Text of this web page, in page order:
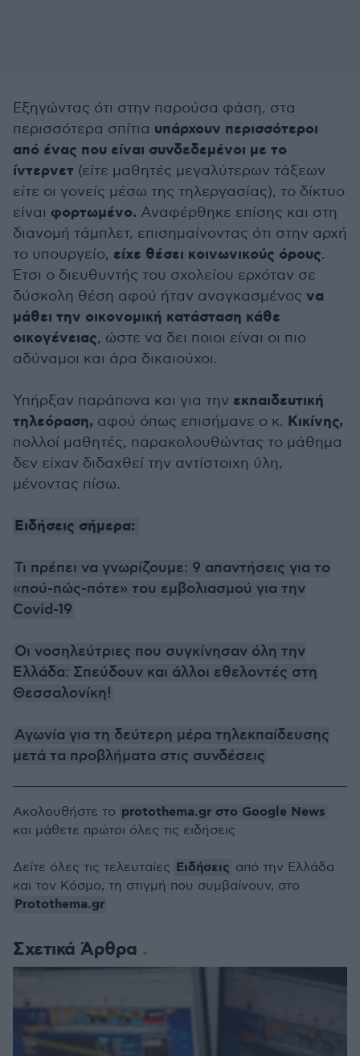
Εξηγώντας ότι στην παρούσα φάση, στα
περισσότερα σπίτια υπάρχουν περισσότεροι
από ένας που είναι συνδεδεμένοι με το
ίντερνετ (είτε μαθητές μεγαλύτερων τάξεων
είτε οι γονείς μέσω της τηλεργασίας), το δίκτυο
είναι φορτωμένο. Αναφέρθηκε επίσης και στη
διανομή τάμπλετ, επισημαίνοντας ότι στην αρχή
το υπουργείο, είχε θέσει κοινωνικούς όρους.
Έτσι ο διευθυντής του σχολείου ερχόταν σε
δύσκολη θέση αφού ήταν αναγκασμένος να
μάθει την οικονομική κατάσταση κάθε
οικογένειας, ώστε να δει ποιοι είναι οι πιο
αδύναμοι και άρα δικαιούχοι.
Υπήρξαν παράπονα και για την εκπαιδευτική
τηλεόραση, αφού όπως επισήμανε ο κ. Κικίνης,
πολλοί μαθητές, παρακολουθώντας το μάθημα
δεν είχαν διδαχθεί την αντίστοιχη ύλη,
μένοντας πίσω.
Ειδήσεις σήμερα:
Τι πρέπει να γνωρίζουμε: 9 απαντήσεις για το
«πού-πώς-πότε» του εμβολιασμού για την
Covid-19
Οι νοσηλεύτριες που συγκίνησαν όλη την
Ελλάδα: Σπεύδουν και άλλοι εθελοντές στη
Θεσσαλονίκη!
Αγωνία για τη δεύτερη μέρα τηλεκπαίδευσης
μετά τα προβλήματα στις συνδέσεις
Σχετικά Άρθρα
Ακολουθήστε το protothema.gr στο Google News
και μάθετε πρώτοι όλες τις ειδήσεις
Δείτε όλες τις τελευταίες Ειδήσεις από την Ελλάδα
και τον Κόσμο, τη στιγμή που συμβαίνουν, στο
Protothema.gr